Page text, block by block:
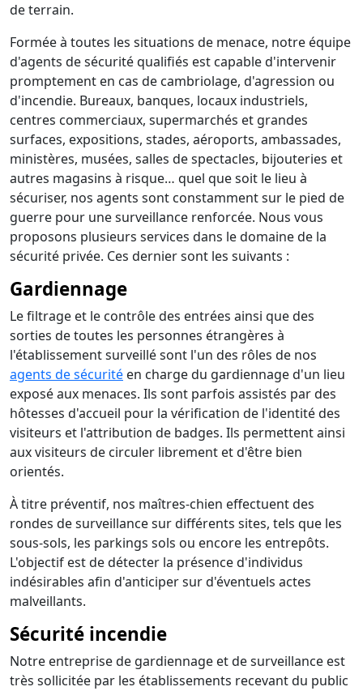
de terrain.
Formée à toutes les situations de menace, notre équipe
d'agents de sécurité qualifiés est capable d'intervenir
promptement en cas de cambriolage, d'agression ou
d'incendie. Bureaux, banques, locaux industriels,
centres commerciaux, supermarchés et grandes
surfaces, expositions, stades, aéroports, ambassades,
ministères, musées, salles de spectacles, bijouteries et
autres magasins à risque… quel que soit le lieu à
sécuriser, nos agents sont constamment sur le pied de
guerre pour une surveillance renforcée. Nous vous
proposons plusieurs services dans le domaine de la
sécurité privée. Ces dernier sont les suivants :
Gardiennage
Le filtrage et le contrôle des entrées ainsi que des
sorties de toutes les personnes étrangères à
l'établissement surveillé sont l'un des rôles de nos
agents de sécurité en charge du gardiennage d'un lieu
exposé aux menaces. Ils sont parfois assistés par des
hôtesses d'accueil pour la vérification de l'identité des
visiteurs et l'attribution de badges. Ils permettent ainsi
aux visiteurs de circuler librement et d'être bien
orientés.
À titre préventif, nos maîtres-chien effectuent des
rondes de surveillance sur différents sites, tels que les
sous-sols, les parkings sols ou encore les entrepôts.
L'objectif est de détecter la présence d'individus
indésirables afin d'anticiper sur d'éventuels actes
malveillants.
Sécurité incendie
Notre entreprise de gardiennage et de surveillance est
très sollicitée par les établissements recevant du public